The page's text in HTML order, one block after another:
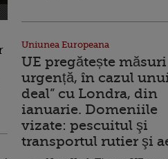
Uniunea Europeana
UE pregătește
urgență, în cazul
deal” cu Londra, din
ianuarie. Domeniile
vizate: pescuitul şi
transportul rutier şi